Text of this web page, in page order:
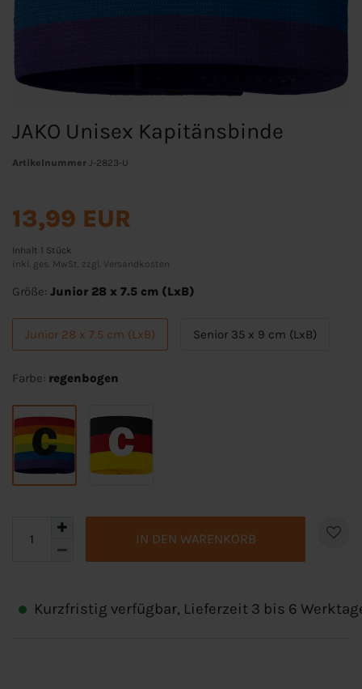
JAKO Unisex Kapitänsbinde
Artikelnummer J-2823-U
13,99 EUR
Inhalt 1 Stück
inkl. ges. MwSt. zzgl. Versandkosten
Größe: Junior 28 x 7.5 cm (LxB)
Junior 28 x 7.5 cm (LxB) Senior 35 x 9 cm (LxB)
Farbe: regenbogen
IN DEN WARENKORB
Kurzfristig verfügbar, Lieferzeit 3 bis 6